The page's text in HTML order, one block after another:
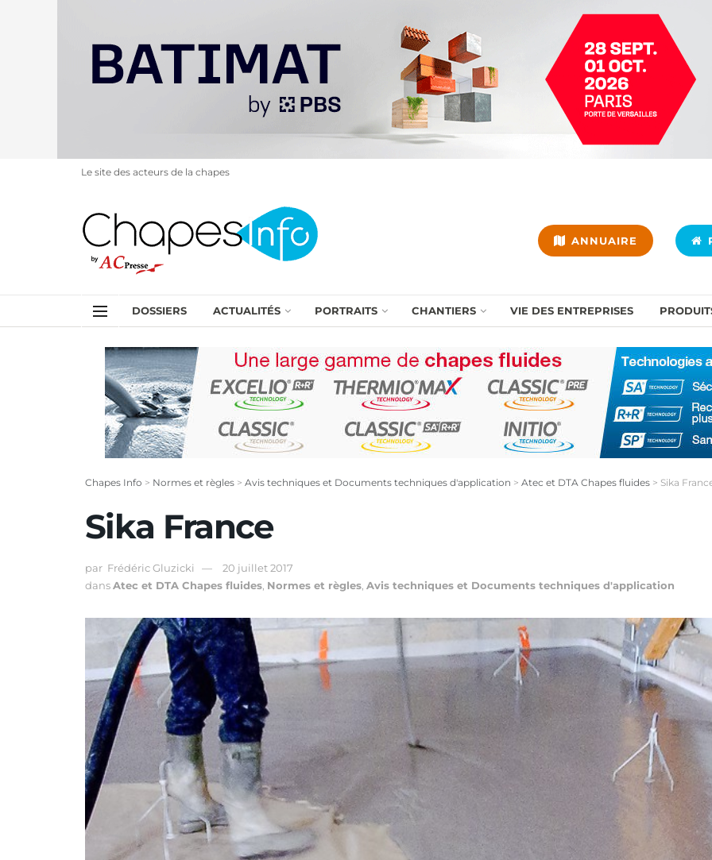
Le site des acteurs de la chapes
ANNUAIRE
DOSSIERS ACTUALITÉS PORTRAITS CHANTIERS VIE DES ENTREPRISES
Chapes Info > Normes et règles > Avis techniques et Documents techniques d'application > Atec et DTA Chapes fluides > Sika
Sika France
par Frédéric Gluzicki
20 juillet 2017
dansAtec et DTA Chapes fluides Normes et règles Avis techniques et Documents techniques d'application